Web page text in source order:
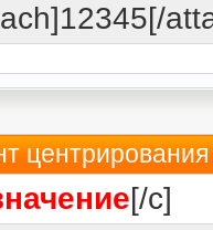
центрирования
[/c]